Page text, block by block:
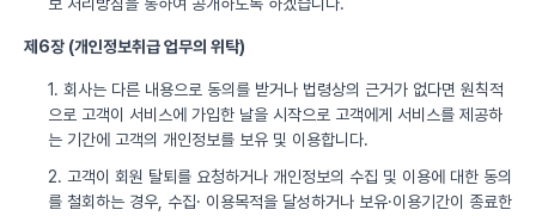
제6장 (개인정보취급 업무의 위탁)
1. 회사는 다른 내용으로 동의를 받거나 법령상의 근거가 없다면 원칙적
으로 고객이 서비스에 가입한 날을 시작으로 고객에게 서비스를 제공하
는 기간에 고객의 개인정보를 보유 및 이용합니다.
2. 고객이 회원 탈퇴를 요청하거나 개인정보의 수집 및 이용에 대한 동의
를 철회하는 경우, 수집· 이용목적을 달성하거나 보유·이용기간이 종료한